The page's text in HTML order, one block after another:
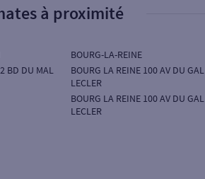
à proximité
BD DU MAL
BOURG-LA-REINE
BOURG LA REINE 100 AV DU GAL
LECLER
BOURG LA REINE 100 AV DU GAL
LECLER